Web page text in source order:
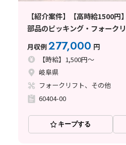
【紹介案件】【高時給1500
部品のピッキング・フォーク
月収例277,000 円
【時給】1,500円～
岐阜県
フォークリフト、その他
60404-00
キープする